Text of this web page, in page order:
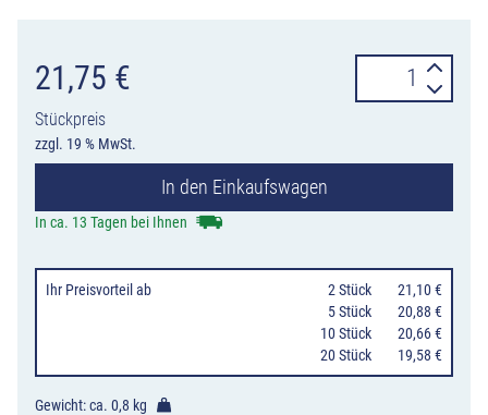
21,75 €
Stückpreis
zzgl. 19 % MwSt.
1048-
Nur
und
Kraftfahrzeuge
mit
einer
In den Einkaufswagen
In ca. 13 Tagen bei Ihnen
Ihr Preisvorteil ab 2 Stück
21,10 €
5 Stück
20,88 €
10 Stück
20,66 €
20 Stück
19,58 €
Gewicht: ca. 0,8 kg